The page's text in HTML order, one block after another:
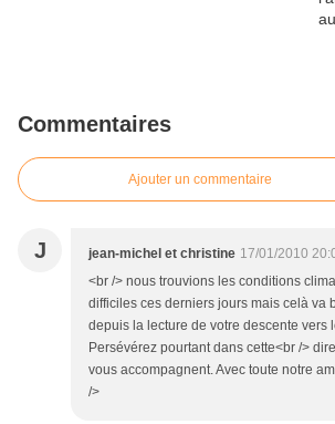
Commentaires
Ajouter un commentaire
J jean-michel et christine 17/01/2010
<br /> nous trouvions les conditions
difficiles ces derniers jours mais celà va
depuis la lecture de votre descente vers
Persévérez pourtant dans cette<br />
vous accompagnent. Avec toute notre
/>